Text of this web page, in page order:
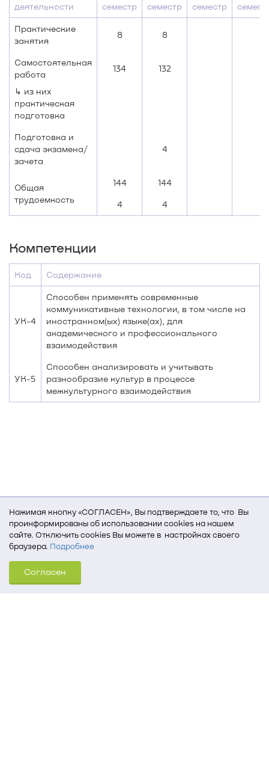
Нажимая кнопку «СОГЛАСЕН», Вы подтверждаете то, что Вы
проинформированы об использовании cookies на нашем
сайте. Отключить cookies Вы можете в настройках своего
браузера. Подробнее
Для того, чтобы мы могли качественно предоставить Вам
услуги, мы используем cookies, которые сохраняются
на Вашем компьютере (Сведения о местоположении; ip-адрес;
Согласен
деятельности
семестр
семестр
семестр
Практические
занятия
8 8
Самостоятельная
работа
134 132
↳ из них
практическая
подготовка
Подготовка и
сдача экзамена/
зачета
4
Общая
трудоемкость
144 144
4 4
Компетенции
Код Содержание
УК-4
Способен применять современные
коммуникативные технологии, в том числе на
иностранном(ых) языке(ах), для
академического и профессионального
взаимодействия
УК-5
Способен анализировать и учитывать
разнообразие культур в процессе
межкультурного взаимодействия